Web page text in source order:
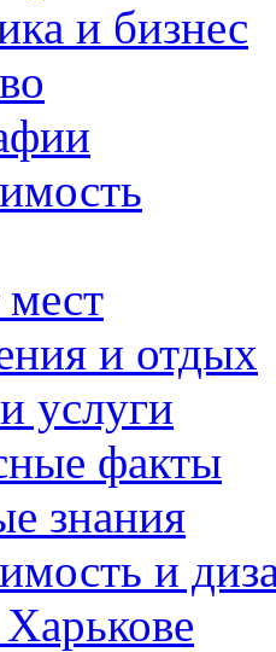
и бизнес
мест
и отдых
услуги
факты
знания
и